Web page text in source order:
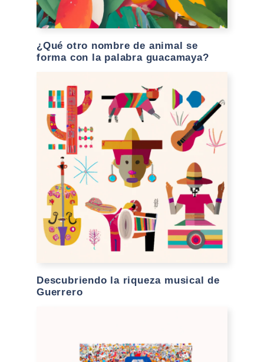
¿Qué otro nombre de animal se
forma con la palabra guacamaya?
Descubriendo la riqueza musical de
Guerrero